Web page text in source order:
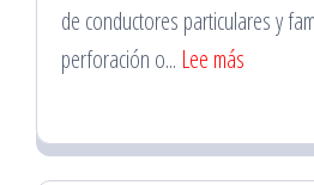
de conductores particulares y
perforación o... Lee más
Vulca